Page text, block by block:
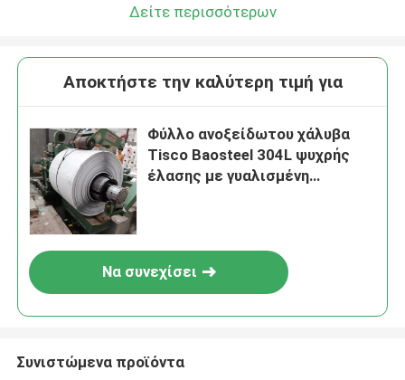
Δείτε περισσότερων
Αποκτήστε την καλύτερη τιμή για
Φύλλο ανοξείδωτου χάλυβα
Tisco Baosteel 304L ψυχρής
έλασης με γυαλισμένη
Να συνεχίσει
Συνιστώμενα προϊόντα